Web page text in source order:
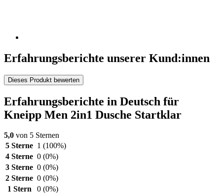
Erfahrungsberichte unserer Kund:innen
Dieses Produkt bewerten
Erfahrungsberichte in Deutsch für
Kneipp Men 2in1 Dusche Startklar
5,0 von 5 Sternen
5 Sterne 1 (100%)
4 Sterne 0 (0%)
3 Sterne 0 (0%)
2 Sterne 0 (0%)
1 Stern
0 (0%)